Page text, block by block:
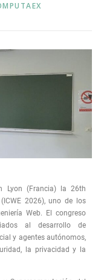
Lyon (Francia) la 26th
2026), uno de los
Web. El congreso
al desarrollo de
y agentes autónomos,
la privacidad y la